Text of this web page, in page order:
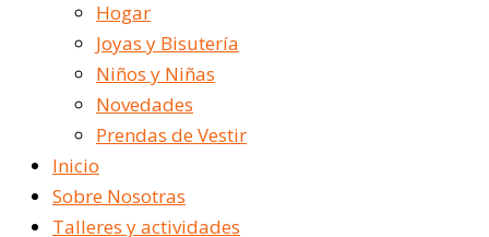
Hogar
Joyas y Bisutería
Niños y Niñas
Novedades
Prendas de Vestir
Inicio
Sobre Nosotras
Talleres y actividades